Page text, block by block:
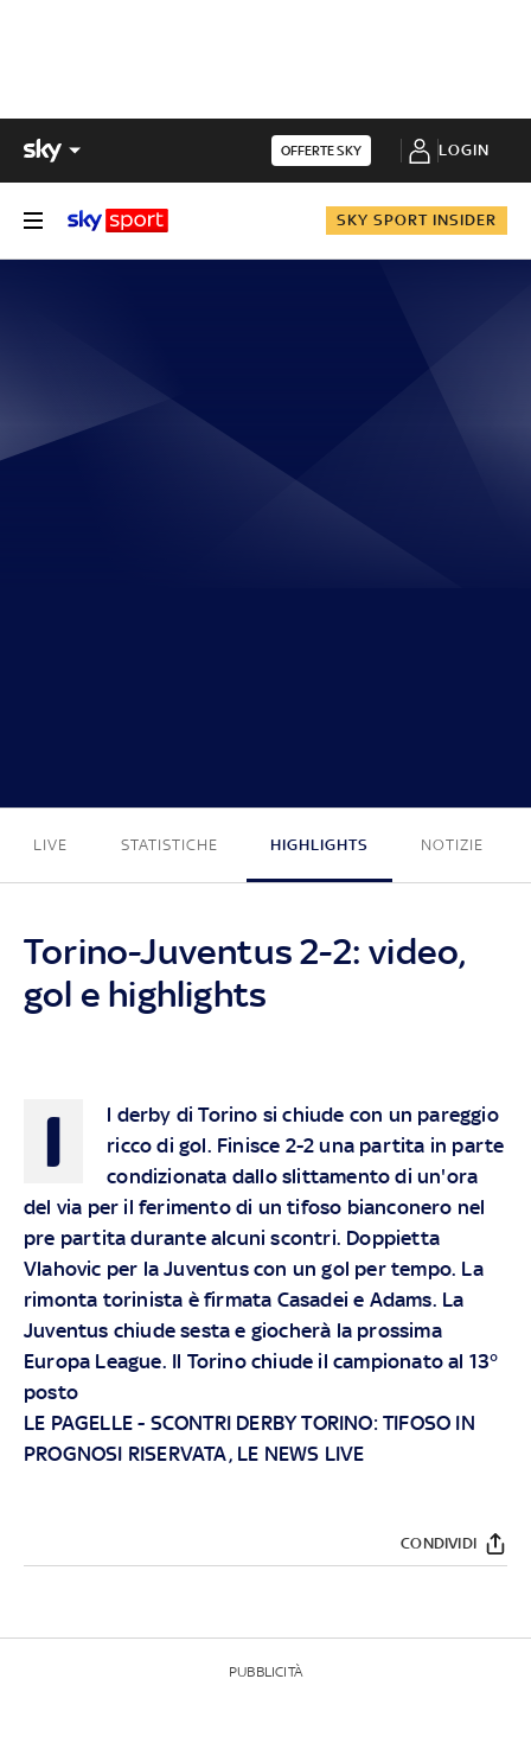
OFFERTE SKY LOGIN
SKY SPORT INSIDER
LIVE STATISTICHE HIGHLIGHTS NOTIZIE
Torino-Juventus 2-2: video,
gol e highlights
I
l derby di Torino si chiude con un pareggio
ricco di gol. Finisce 2-2 una partita in parte
condizionata dallo slittamento di un'ora
del via per il ferimento di un tifoso bianconero nel
pre partita durante alcuni scontri. Doppietta
Vlahovic per la Juventus con un gol per tempo. La
rimonta torinista è firmata Casadei e Adams. La
Juventus chiude sesta e giocherà la prossima
Europa League. Il Torino chiude il campionato al 13°
posto
LE PAGELLE - SCONTRI DERBY TORINO: TIFOSO IN
PROGNOSI RISERVATA, LE NEWS LIVE
CONDIVIDI
PUBBLICITÀ